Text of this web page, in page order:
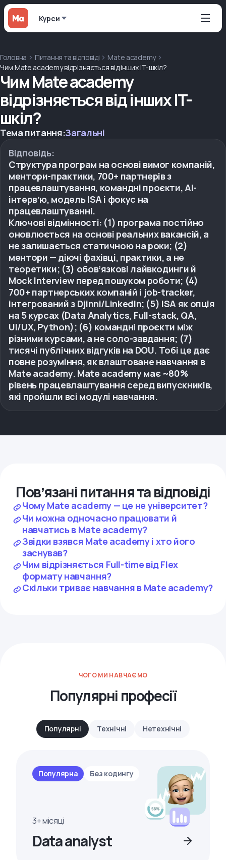
Курси
Головна Питання та відповіді
Mate academy
Чим Mate academy відрізняється від інших IT-шкіл?
Чим Mate academy
відрізняється від інших IT-
шкіл?
Тема питання:Загальні
Відповідь:
Структура програм на основі вимог компаній,
ментори-практики, 700+ партнерів з
працевлаштування, командні проєкти, AI-
інтервʼю, модель ISA і фокус на
працевлаштуванні.
Ключові відмінності: (1) програма постійно
оновлюється на основі реальних вакансій, а
не залишається статичною на роки; (2)
ментори — діючі фахівці, практики, а не
теоретики; (3) обовʼязкові лайвкодинги й
Mock Interview перед пошуком роботи; (4)
700+ партнерських компаній і job-tracker,
інтегрований з Djinni/LinkedIn; (5) ISA як опція
на 5 курсах (Data Analytics, Full-stack, QA,
UI/UX, Python); (6) командні проєкти між
різними курсами, а не соло-завдання; (7)
тисячі публічних відгуків на DOU. Тобі це дає
повне розуміння, як влаштоване навчання в
Mate academy. Mate academy має ~80%
рівень працевлаштування серед випускників,
які пройшли всі модулі навчання.
Повʼязані питання та відповіді
Чому Mate academy — це не університет?
Чи можна одночасно працювати й
навчатись в Mate academy?
Звідки взявся Mate academy і хто його
заснував?
Чим відрізняється Full-time від Flex
формату навчання?
Скільки триває навчання в Mate academy?
ЧОГО МИ НАВЧАЄМО
Популярні професії
Популярні Технічні Нетехнічні
Популярна Без кодингу
3+ місяці
Data analyst